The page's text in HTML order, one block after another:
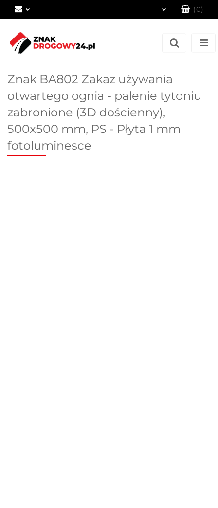
(0)
Znak BA802 Zakaz używania
otwartego ognia - palenie tytoniu
zabronione (3D dościenny),
500x500 mm, PS - Płyta 1 mm
fotoluminesce